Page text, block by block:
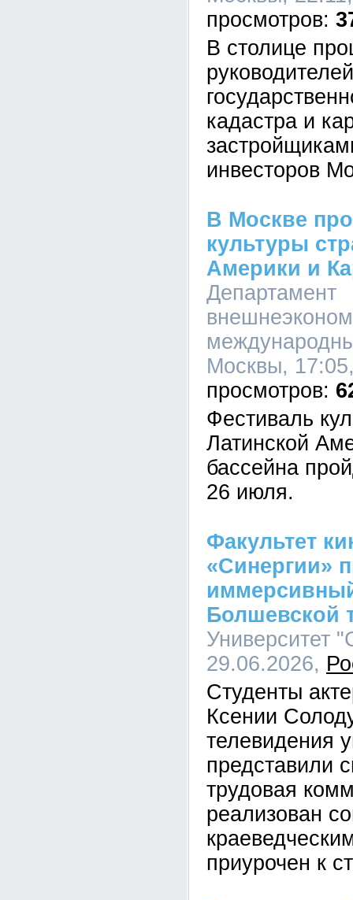
В столице
кадастра и
инвесторов
В Москве
культуры
Америки и
Департамент
Москвы,
Фестиваль
Латинской
бассейна
26 июля.
Факультет
«Синергии»
Болшевской
Университет
29.06.2026,
Студенты
Ксении
телевидения
представили
трудовая
реализован
приурочен к